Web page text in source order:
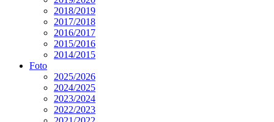
2018/2019
2017/2018
2016/2017
2015/2016
2014/2015
Foto
2025/2026
2024/2025
2023/2024
2022/2023